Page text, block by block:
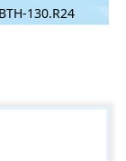
130.R24